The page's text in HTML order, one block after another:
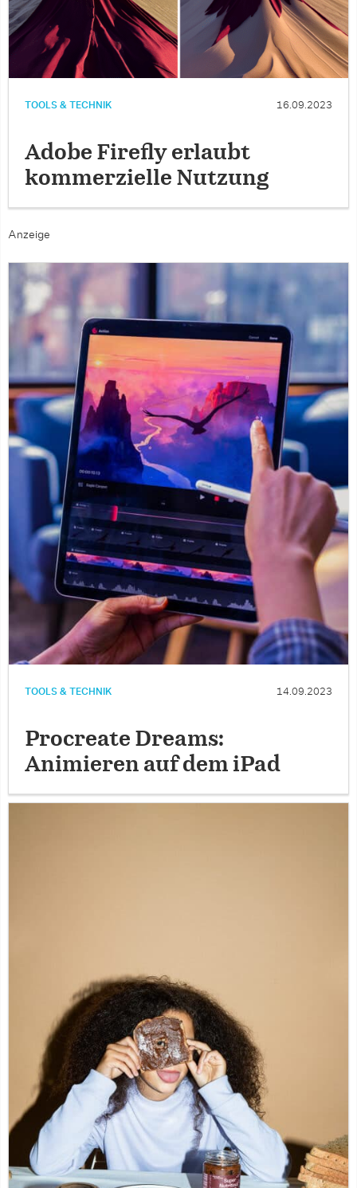
TOOLS & TECHNIK 16.09.2023
Adobe Firefly erlaubt
kommerzielle Nutzung
Anzeige
TOOLS & TECHNIK 14.09.2023
Procreate Dreams:
Animieren auf dem iPad